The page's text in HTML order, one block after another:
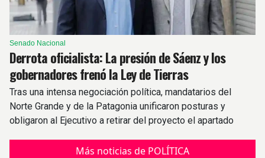
Senado Nacional
Derrota oficialista: La presión de Sáenz y los
gobernadores frenó la Ley de Tierras
Tras una intensa negociación política, mandatarios del
Norte Grande y de la Patagonia unificaron posturas y
obligaron al Ejecutivo a retirar del proyecto el apartado
Más noticias de POLÍTICA